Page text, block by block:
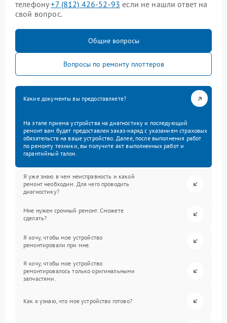
телефону+7 (812) 426-52-93 если не нашли ответ на
свой вопрос.
Общие вопросы
Вопросы по ремонту плоттеров
Какие документы вы предоставляете?
На этапе приема устройства на диагностику и последующий
ремонт вам будет предоставлен заказ-наряд с указанием страховых
обязательств на ваше устройство. Далее, после выполнения работ
по ремонту техники, вы получите акт выполненных работ и
гарантийный талон.
Я уже знаю в чем неисправность и какой
ремонт необходим. Для чего проводить
диагностику?
Мне нужен срочный ремонт. Сможете
сделать?
Я хочу, чтобы мое устройство
ремонтировали при мне.
Я хочу, чтобы мое устройство
ремонтировалось только оригинальными
запчастями.
Как я узнаю, что мое устройство готово?